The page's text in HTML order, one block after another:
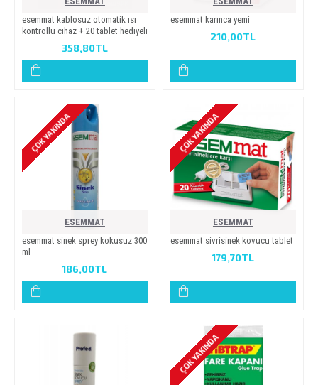
esemmat kablosuz otomati̇k isi
kontrollü ci̇haz + 20 tablet hedi̇yeli̇
358,80TL
esemmat karinca yemi̇
210,00TL
ÇOK YAKINDA
ESEMMAT
esemmat si̇nek sprey kokusuz 300
ml
186,00TL
ÇOK YAKINDA
ESEMMAT
esemmat si̇vri̇si̇nek kovucu tablet
179,70TL
ÇOK YAKINDA